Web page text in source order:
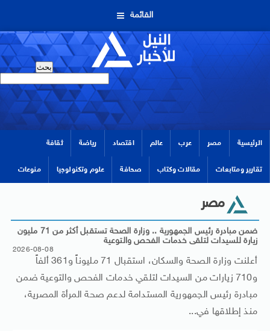
القائمة
الرئيسية مصر عرب عالم اقتصاد رياضة ثقافة
تقارير ومتابعات مقالات وكتاب صحافة علوم وتكنولوجيا منوعات
مصر
ضمن مبادرة رئيس الجمهورية .. وزارة الصحة تستقبل أكثر من 71 مليون
زيارة للسيدات لتلقى خدمات الفحص والتوعية
2026-08-08
أعلنت وزارة الصحة والسكان، استقبال 71 مليوناً و361 ألفاً
و710 زيارات من السيدات لتلقي خدمات الفحص والتوعية ضمن
مبادرة رئيس الجمهورية المستدامة لدعم صحة المرأة المصرية،
منذ إطلاقها في...